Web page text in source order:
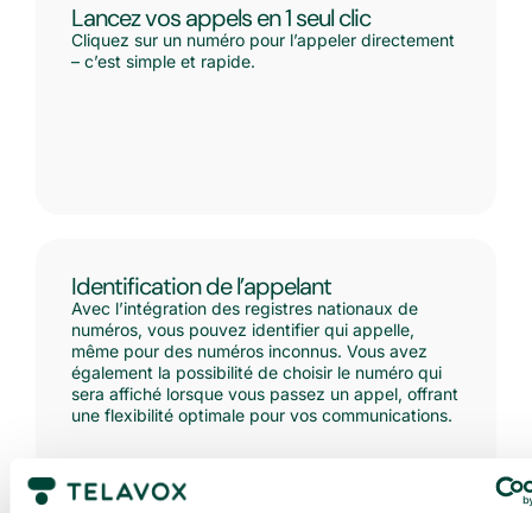
Lancez vos appels en 1 seul clic
Cliquez sur un numéro pour l’appeler directement
– c’est simple et rapide.
Identification de l’appelant
Avec l’intégration des registres nationaux de
numéros, vous pouvez identifier qui appelle,
même pour des numéros inconnus. Vous avez
également la possibilité de choisir le numéro qui
sera affiché lorsque vous passez un appel, offrant
une flexibilité optimale pour vos communications.